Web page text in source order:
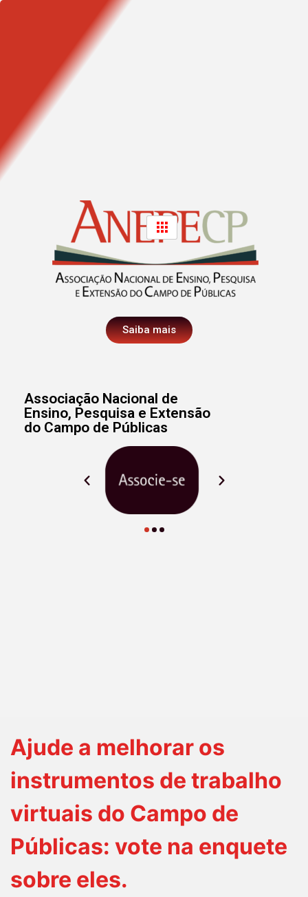
Saiba mais
Associação Nacional de
Ensino, Pesquisa e Extensão
do Campo de Públicas
Ajude a melhorar os
instrumentos de trabalho
virtuais do Campo de
Públicas: vote na enquete
sobre eles.